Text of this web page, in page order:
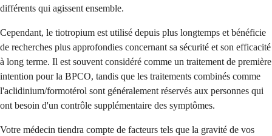
différents qui agissent ensemble.
Cependant, le tiotropium est utilisé depuis plus longtemps et bénéficie
de recherches plus approfondies concernant sa sécurité et son efficacité
à long terme. Il est souvent considéré comme un traitement de première
intention pour la BPCO, tandis que les traitements combinés comme
l'aclidinium/formotérol sont généralement réservés aux personnes qui
ont besoin d'un contrôle supplémentaire des symptômes.
Votre médecin tiendra compte de facteurs tels que la gravité de vos